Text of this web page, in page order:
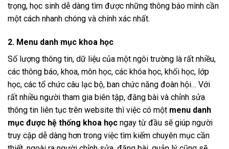
trọng, học sinh dễ dàng tìm được những thông báo mình cần
một cách nhanh chóng và chính xác nhất.
2. Menu danh mục khoa học
Số lượng thông tin, dữ liệu của một ngôi trường là rất nhiều,
các thông báo, khoa, môn học, các khóa học, khối học, lớp
học, các tổ chức câu lạc bộ, ban chức năng đoàn hội… Với
rất nhiều người tham gia biên tập, đăng bài và chỉnh sửa
thông tin liên tục trên website thì việc có một menu danh
mục được hệ thống khoa học ngay từ đầu sẽ giúp người
truy cập dễ dàng hơn trong việc tìm kiếm chuyên mục cần